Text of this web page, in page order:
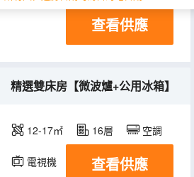
查看供應
精選雙床房【微波爐+公用冰箱】
12-17㎡ 16層 空調
電視機 查看供應